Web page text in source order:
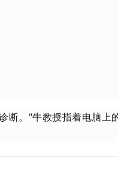
断。"牛教授指着电脑上